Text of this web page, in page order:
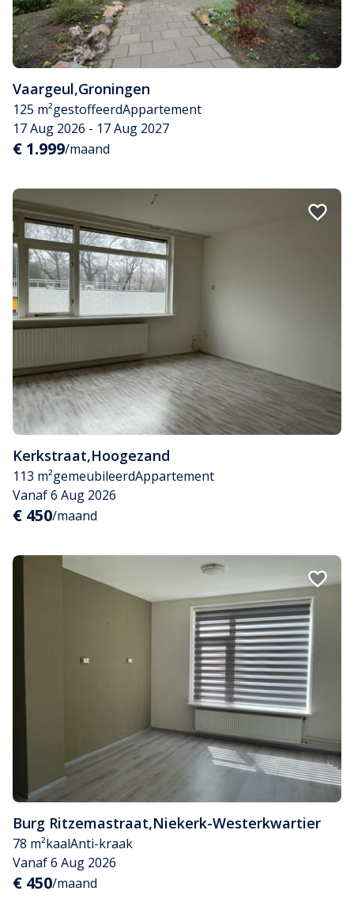
Vaargeul,Groningen
125 m²gestoffeerdAppartement
17 Aug 2026 - 17 Aug 2027
€ 1.999/maand
Kerkstraat,Hoogezand
113 m²gemeubileerdAppartement
Vanaf 6 Aug 2026
€ 450/maand
Burg Ritzemastraat,Niekerk-Westerkwartier
78 m²kaalAnti-kraak
Vanaf 6 Aug 2026
€ 450/maand